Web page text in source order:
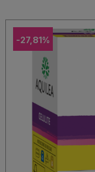
-27,81%